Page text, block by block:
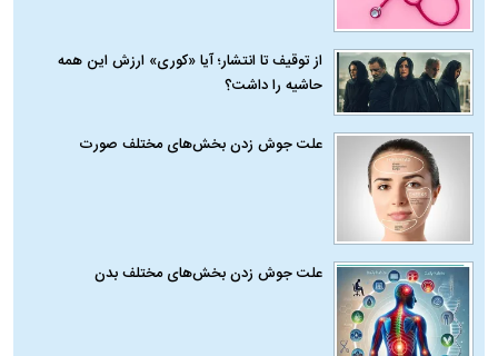
از توقیف تا انتشار؛ آیا «کوری» ارزش این همه
حاشیه را داشت؟
علت جوش زدن بخش‌های مختلف صورت
علت جوش زدن بخش‌های مختلف بدن